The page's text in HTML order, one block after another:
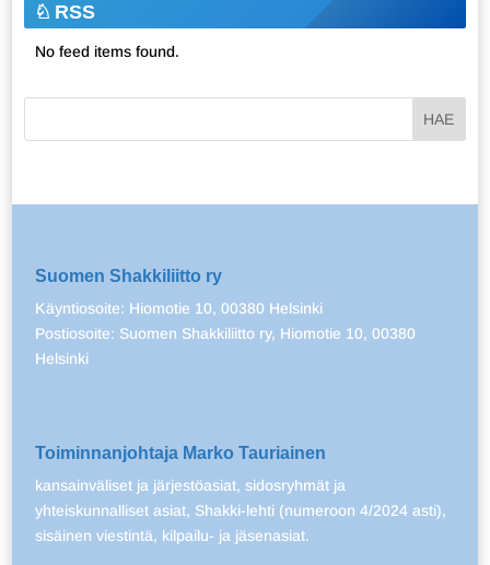
RSS
No feed items found.
Suomen Shakkiliitto ry
Käyntiosoite: Hiomotie 10, 00380 Helsinki
Postiosoite: Suomen Shakkiliitto ry, Hiomotie 10, 00380
Helsinki
Toiminnanjohtaja Marko Tauriainen
kansainväliset ja järjestöasiat, sidosryhmät ja
yhteiskunnalliset asiat, Shakki-lehti (numeroon 4/2024 asti),
sisäinen viestintä, kilpailu- ja jäsenasiat.